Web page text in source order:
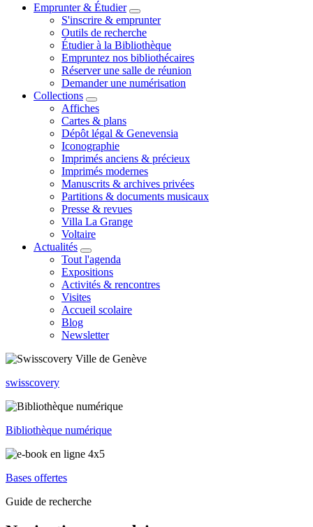
Emprunter & Étudier
S'inscrire & emprunter
Outils de recherche
Étudier à la Bibliothèque
Empruntez nos bibliothécaires
Réserver une salle de réunion
Demander une numérisation
Collections
Affiches
Cartes & plans
Dépôt légal & Genevensia
Iconographie
Imprimés anciens & précieux
Imprimés modernes
Manuscrits & archives privées
Partitions & documents musicaux
Presse & revues
Villa La Grange
Voltaire
Actualités
Tout l'agenda
Expositions
Activités & rencontres
Visites
Accueil scolaire
Blog
Newsletter
swisscovery
Bibliothèque numérique
Bases offertes
Guide de recherche